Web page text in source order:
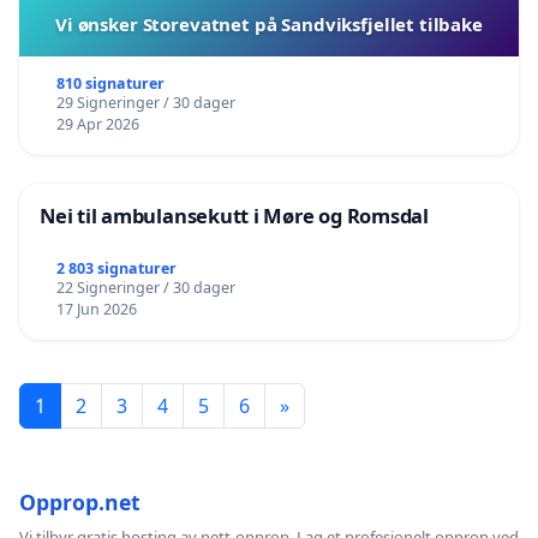
Vi ønsker Storevatnet på Sandviksfjellet tilbake
810 signaturer
29 Signeringer / 30 dager
29 Apr 2026
Nei til ambulansekutt i Møre og Romsdal
2 803 signaturer
22 Signeringer / 30 dager
17 Jun 2026
1 2 3 4 5 6 »
Opprop.net